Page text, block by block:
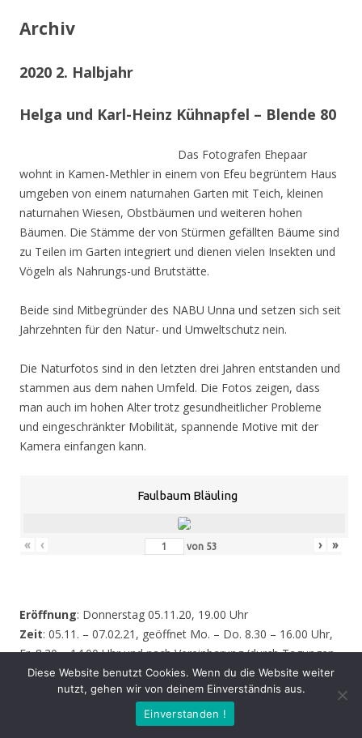
Archiv
2020 2. Halbjahr
Helga und Karl-Heinz Kühnapfel – Blende 80
Das Fotografen Ehepaar
wohnt in Kamen-Methler in einem von Efeu begrüntem Haus
umgeben von einem naturnahen Garten mit Teich, kleinen
naturnahen Wiesen, Obstbäumen und weiteren hohen
Bäumen. Die Stämme der von Stürmen gefällten Bäume sind
zu Teilen im Garten integriert und dienen vielen Insekten und
Vögeln als Nahrungs-und Brutstätte.
Beide sind Mitbegründer des NABU Unna und setzen sich seit
Jahrzehnten für den Natur- und Umweltschutz nein.
Die Naturfotos sind in den letzten drei Jahren entstanden und
stammen aus dem nahen Umfeld. Die Fotos zeigen, dass
man auch im hohen Alter trotz gesundheitlicher Probleme
und eingeschränkter Mobilität, spannende Motive mit der
Kamera einfangen kann.
Faulbaum Bläuling
« ‹ von 53 › »
Eröffnung: Donnerstag 05.11.20, 19.00 Uhr
Zeit: 05.11. – 07.02.21, geöffnet Mo. – Do. 8.30 – 16.00 Uhr,
Fr. 8.30 – 14.00 Uhr und nach Vereinbarung (durch Tagungen
oder Seminare kann zeitweise der Zugang zur Ausstellung
behindert werden – bitte informieren Sie sich vor einem
Besuch sicherheitshalber bei uns!)
Diese Website benutzt Cookies. Wenn du die Website weiter
nutzt, gehen wir von deinem Einverständnis aus.
Einverstanden !